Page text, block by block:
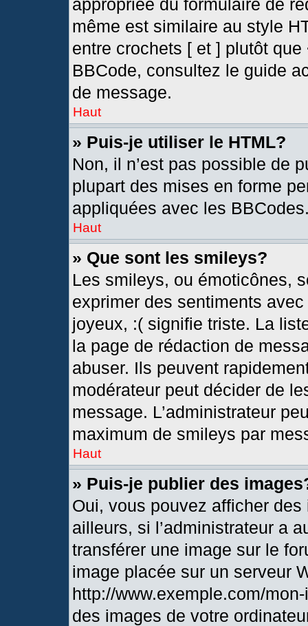
appropriée du formulaire de
même est similaire au style
entre crochets [ et ] plutôt
BBCode, consultez le guide
de message.
Haut
» Puis-je utiliser le HTML?
Non, il n’est pas possible de
plupart des mises en forme
appliquées avec les
Haut
» Que sont les smileys?
Les smileys, ou émoticônes,
exprimer des sentiments
joyeux, :( signifie triste. La
la page de rédaction de
abuser. Ils peuvent
modérateur peut décider de
message. L’administrateur
maximum de smileys par
Haut
» Puis-je publier des
Oui, vous pouvez afficher
ailleurs, si l’administrateur a
transférer une image sur le
image placée sur un serveur
http://www.exemple.com/
des images de votre